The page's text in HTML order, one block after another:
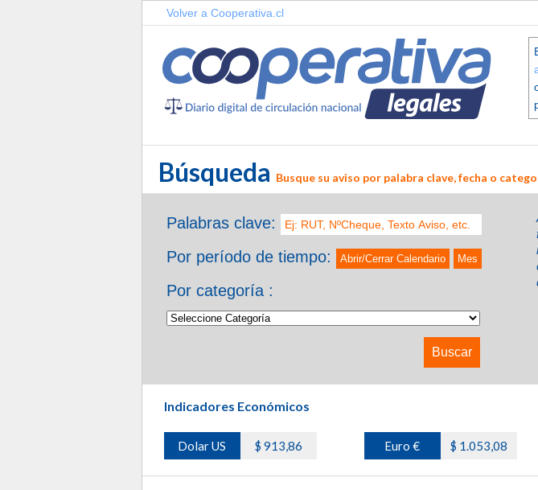
Volver a Cooperativa.cl
Búsqueda Busque su aviso por palabra clave, fecha o
Palabras clave:
Por período de tiempo:
Abrir/Cerrar Calendario Mes
Por categoría :
Indicadores Económicos
Dolar US $ 913,86 Euro € $ 1.053,08